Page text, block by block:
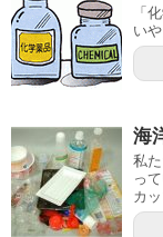
「
い
海
私
っ
カ